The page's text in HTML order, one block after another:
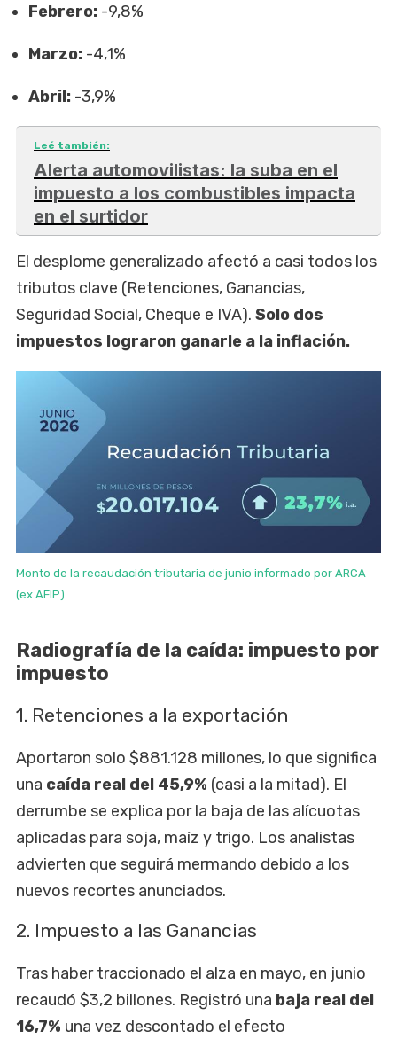
Febrero: -9,8%
Marzo: -4,1%
Abril: -3,9%
Leé también:
Alerta automovilistas: la suba en el
impuesto a los combustibles impacta
en el surtidor
El desplome generalizado afectó a casi todos los
tributos clave (Retenciones, Ganancias,
Seguridad Social, Cheque e IVA). Solo dos
impuestos lograron ganarle a la inflación.
Monto de la recaudación tributaria de junio informado por ARCA
(ex AFIP)
Radiografía de la caída: impuesto por
impuesto
1. Retenciones a la exportación
Aportaron solo $881.128 millones, lo que significa
una caída real del 45,9% (casi a la mitad). El
derrumbe se explica por la baja de las alícuotas
aplicadas para soja, maíz y trigo. Los analistas
advierten que seguirá mermando debido a los
nuevos recortes anunciados.
2. Impuesto a las Ganancias
Tras haber traccionado el alza en mayo, en junio
recaudó $3,2 billones. Registró una baja real del
16,7% una vez descontado el efecto